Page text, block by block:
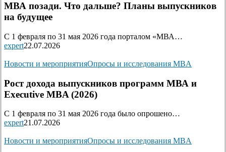
МВА позади. Что дальше? Планы выпускников
на будущее
С 1 февраля по 31 мая 2026 года порталом «МВА…
expert22.07.2026
Новости и мероприятияОпросы и исследования MBA
Рост дохода выпускников программ МВА и
Executive MBA (2026)
С 1 февраля по 31 мая 2026 года было опрошено…
expert21.07.2026
Новости и мероприятияОпросы и исследования MBA